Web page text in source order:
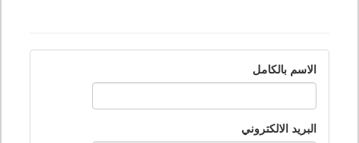
الاسم بالكامل
البريد الالكتروني